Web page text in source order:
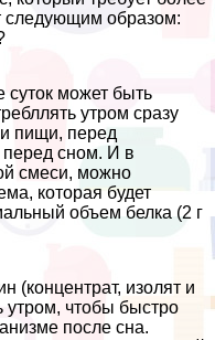
следующим образом:
суток может быть
утром сразу
пищи, перед
перед сном. И в
смеси, можно
которая будет
объем белка (2 г
(концентрат, изолят и
утром, чтобы быстро
после сна.